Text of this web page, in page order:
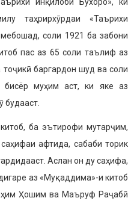
таҳрирхӯрдаи «Таърихи
соли 1921 ба забони
пас аз 65 соли таълиф аз
баргардон шуд ва соли
муҳим аст, ки яке аз
будааст.
ба эътирофи мутарҷим,
афтида, сабаби торик
Аслан он ду саҳифа,
аз «Муқаддима»-и китоб
Ҳошим ва Маъруф Раҷабӣ